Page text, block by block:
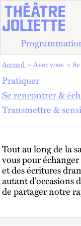
Vous êtes dans :
Accueil Avec vous
SE
Tout au long de la
vous pour
et des écritures
autant d’occasions
de partager notre
Pratiquer
Se rencontrer &
Transmettre &